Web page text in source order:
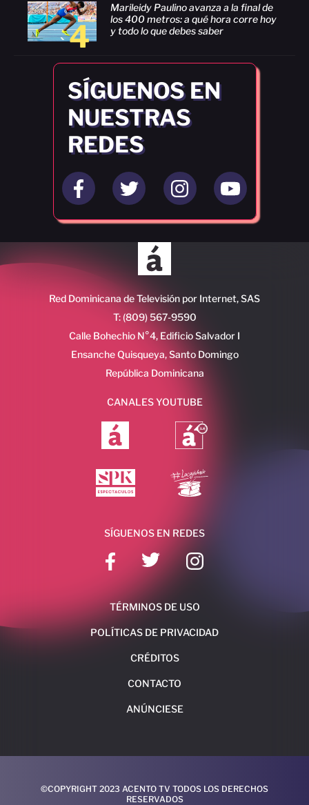
4
Marileidy Paulino avanza a la final de
los 400 metros: a qué hora corre hoy
y todo lo que debes saber
SÍGUENOS EN
NUESTRAS
REDES
Red Dominicana de Televisión por Internet, SAS
T: (809) 567-9590
Calle Bohechio N°4, Edificio Salvador I
Ensanche Quisqueya, Santo Domingo
República Dominicana
CANALES YOUTUBE
SÍGUENOS EN REDES
TÉRMINOS DE USO
POLÍTICAS DE PRIVACIDAD
CRÉDITOS
CONTACTO
ANÚNCIESE
©COPYRIGHT 2023 ACENTO TV TODOS LOS DERECHOS
RESERVADOS